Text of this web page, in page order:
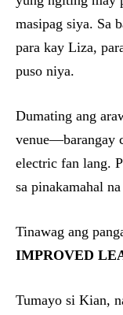
masipag siya. Sa
para kay Liza,
puso niya.
Dumating ang
venue—barangay
electric fan lang.
sa pinakamahal
Tinawag ang
IMPROVED
Tumayo si Kian,